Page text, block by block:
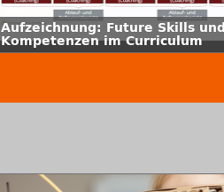
Aufzeichnung: Future Skills und
Kompetenzen im Curriculum